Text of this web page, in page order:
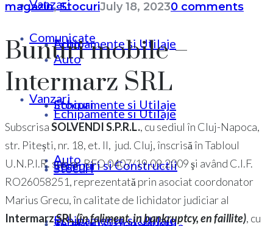
Echipamente si Utilaje
Stocuri
Terenuri si Constructii
Auto
Echipamente si Utilaje
Stocuri
Vanzari
Auto
Echipamente si Utilaje
Stocuri
Terenuri si Constructii
Comunicate
Vanzari
Auto
Echipamente si Utilaje
magazin,StocuriJuly 18, 20230 comments
Bunuri mobile –
Intermarz SRL
SubscrisaSOLVENDI S.P.R.L., cu sediul în Cluj-Napoca,
str. Pitești, nr. 18, et. II, jud. Cluj, înscrisă în Tabloul
U.N.P.I.R. sub nr. RFO 0407/19.09.2009 şi având C.I.F.
RO26058251, reprezentată prin asociat coordonator
Marius Grecu, în calitate de lichidator judiciar al
Intermarz SRL(în faliment, in bankruptcy, en faillite), cu